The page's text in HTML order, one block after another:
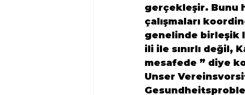
gerçekleşir. Bunu
çalışmaları
genelinde birleşik
ili ile sınırlı değil,
mesafede ” diye
Unser